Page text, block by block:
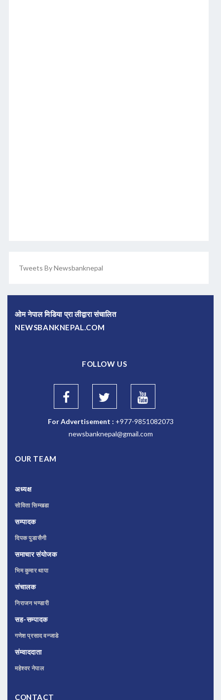
Tweets By Newsbanknepal
ओम नेपाल मिडिया प्रा लीद्वारा संचालित
NEWSBANKNEPAL.COM
FOLLOW US
For Advertisement : +977-9851082073
newsbanknepal@gmail.com
OUR TEAM
अध्यक्ष
सोविता सिम्खडा
सम्पादक
दिपक पुडासैनी
समाचार संयोजक
भिम कुमार थापा
संचालक
निराजन भण्डारी
सह-सम्पादक
गणेश प्रसाद वन्जाडे
संम्वाददाता
महेश्वर नेपाल
CONTACT